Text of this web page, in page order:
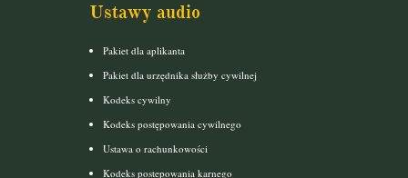
Ustawy audio
Pakiet dla aplikanta
Pakiet dla urzędnika służby cywilnej
Kodeks cywilny
Kodeks postępowania cywilnego
Ustawa o rachunkowości
Kodeks postepowania karnego